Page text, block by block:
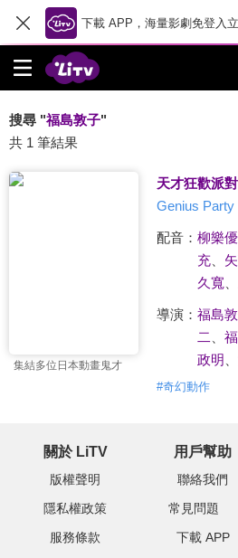
下載 APP，海量影劇免登入
搜尋 "福島敦子"
共 1 筆結果
集結多位日本動畫鬼才
天才狂歡派
Genius Party
配音： 柳樂
充、
久寬
導演： 福島
二
政明
#奇幻動作
關於 LiTV
版權聲明
隱私權政策
服務條款
用戶幫助
聯絡我們
常見問題
下載 APP